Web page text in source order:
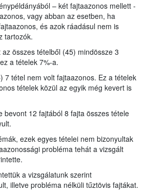
– két fajtaazonos mellett -
vagy abban az esetben, ha
és azok ráadásul nem is
tartozók.
összes tételből (45) mindössze 3
a tételek 7%-a.
7 tétel nem volt fajtaazonos. Ez a tételek
tételek közül az egyik még kevert is
bevont 12 fajtából 8 fajta összes tétele
ezek egyes tételei nem bizonyultak
probléma tehát a vizsgált
a vizsgálatunk szerint
illetve probléma nélküli tűztövis fajtákat.